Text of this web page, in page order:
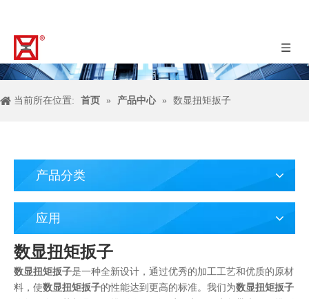
当前所在位置: 首页 » 产品中心 » 数显扭矩扳子
产品分类
应用
数显扭矩扳子
数显扭矩扳子是一种全新设计，通过优秀的加工工艺和优质的原材
料，使数显扭矩扳子的性能达到更高的标准。我们为数显扭矩扳子